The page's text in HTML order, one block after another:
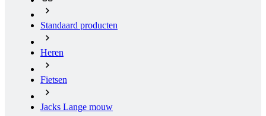
Standaard producten
Heren
Fietsen
Jacks Lange mouw